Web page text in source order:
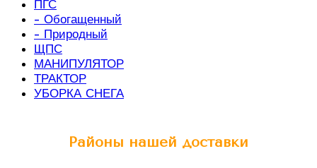
ПГС
- Обогащенный
- Природный
ЩПС
МАНИПУЛЯТОР
ТРАКТОР
УБОРКА СНЕГА
Районы нашей доставки